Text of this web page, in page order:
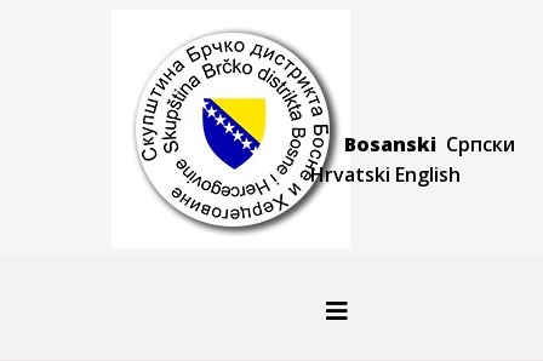
Bosanski Српски
Hrvatski English